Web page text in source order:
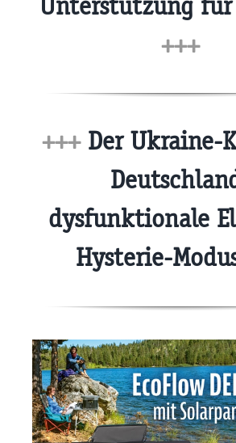
+++
+++Der Ukraine-
dysfunktionale
Hysterie-